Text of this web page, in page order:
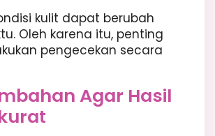
kulit dapat berubah
Oleh karena itu, penting
pengecekan secara
Agar Hasil